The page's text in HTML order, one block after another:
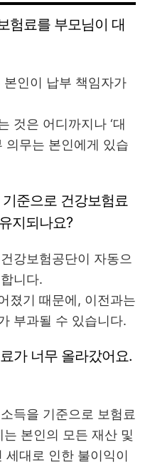
험료를 부모님이 대
인이 납부 책임자가
것은 어디까지나 ‘대
의무는 본인에게 있습
준으로 건강보험료
지되나요?
강보험공단이 자동으
니다.
졌기 때문에, 이전과는
부과될 수 있습니다.
가 너무 올라갔어요.
득을 기준으로 보험료
본인의 모든 재산 및
세대로 인한 불이익이